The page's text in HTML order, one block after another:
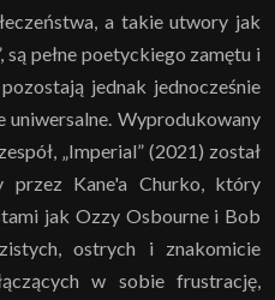
a takie utwory jak
są pełne poetyckiego zamętu i
jednak jednocześnie
uniwersalne. Wyprodukowany
„Imperial” (2021) został
przez Kane'a Churko, który
jak Ozzy Osbourne i Bob
ostrych i znakomicie
w sobie frustrację,